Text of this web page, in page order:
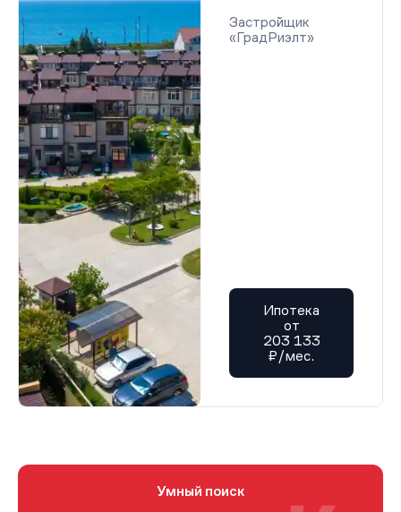
Застройщик
«ГрадРиэлт»
Ипотека
от
203 133
₽/мес.
Умный поиск